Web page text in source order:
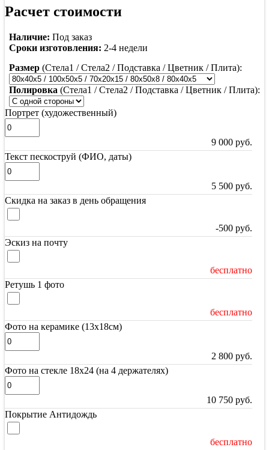
Расчет стоимости
Наличие: Под заказ
Сроки изготовления: 2-4 недели
Размер (Стела1 / Стела2 / Подставка / Цветник / Плита):
Полировка (Стела1 / Стела2 / Подставка / Цветник / Плита):
Портрет (художественный)
9 000 руб.
Текст пескоструй (ФИО, даты)
5 500 руб.
Скидка на заказ в день обращения
-500 руб.
Эскиз на почту
бесплатно
Ретушь 1 фото
бесплатно
Фото на керамике (13х18см)
2 800 руб.
Фото на стекле 18х24 (на 4 держателях)
10 750 руб.
Покрытие Антидождь
бесплатно